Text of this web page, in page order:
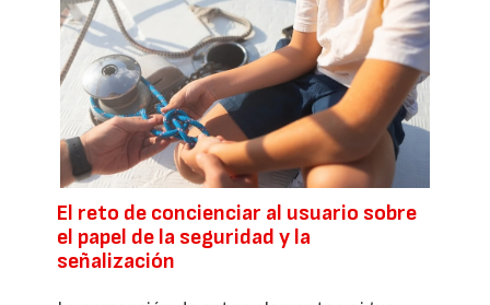
El reto de concienciar al usuario sobre
el papel de la seguridad y la
señalización